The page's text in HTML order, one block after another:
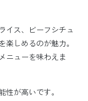
イス、ビーフシチュ
しめるのが魅力。
ニューを味わえま
が高いです。